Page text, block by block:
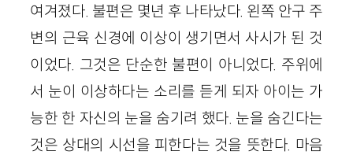
여겨졌다. 불편은 몇년 후 나타났다. 왼쪽 안구 주
변의 근육 신경에 이상이 생기면서 사시가 된 것
이었다. 그것은 단순한 불편이 아니었다. 주위에
서 눈이 이상하다는 소리를 듣게 되자 아이는 가
능한 한 자신의 눈을 숨기려 했다. 눈을 숨긴다는
것은 상대의 시선을 피한다는 것을 뜻한다. 마음